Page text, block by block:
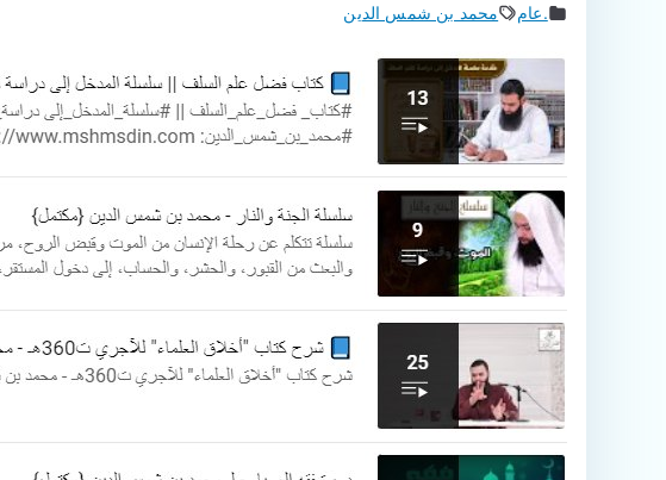
.عام محمد بن شمس الدين